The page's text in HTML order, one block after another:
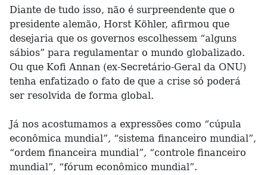
Diante de tudo isso, não é surpreendente que o
presidente alemão, Horst Köhler, afirmou que
desejaria que os governos escolhessem “alguns
sábios” para regulamentar o mundo globalizado.
Ou que Kofi Annan (ex-Secretário-Geral da ONU)
tenha enfatizado o fato de que a crise só poderá
ser resolvida de forma global.
Já nos acostumamos a expressões como “cúpula
econômica mundial”, “sistema financeiro mundial”,
“ordem financeira mundial”, “controle financeiro
mundial”, “fórum econômico mundial”.